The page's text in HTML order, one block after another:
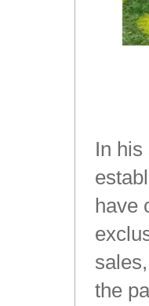
In his
have
sales,
the